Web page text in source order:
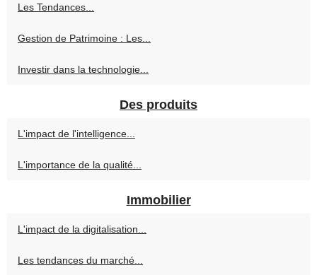
Les Tendances...
Gestion de Patrimoine : Les...
Investir dans la technologie...
Des produits
L'impact de l'intelligence...
L'importance de la qualité...
Immobilier
L'impact de la digitalisation...
Les tendances du marché...